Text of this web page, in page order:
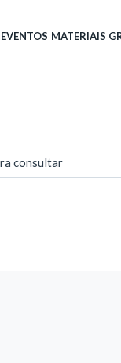
EVENTOS MATERIAIS
consultar